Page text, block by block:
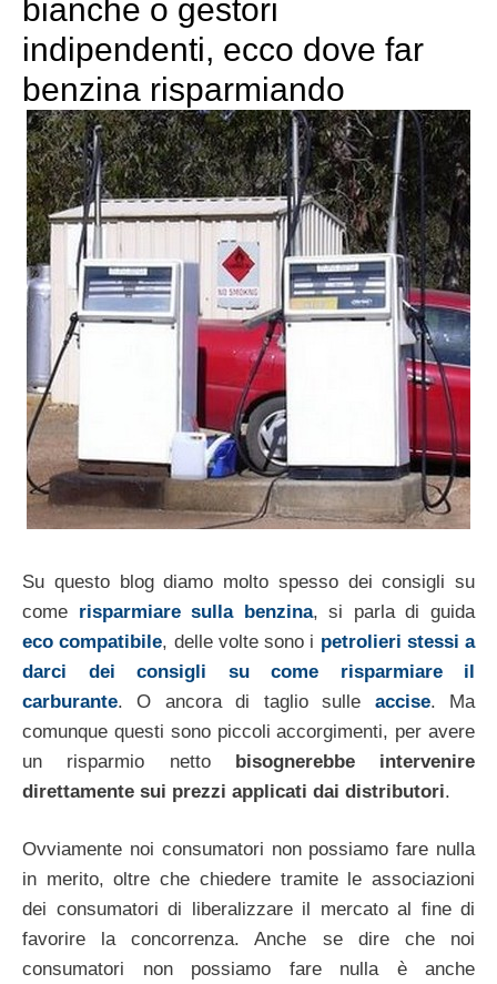
bianche o gestori
indipendenti, ecco dove far
benzina risparmiando
Su questo blog diamo molto spesso dei consigli su
come risparmiare sulla benzina, si parla di guida
eco compatibile, delle volte sono i petrolieri stessi a
darci dei consigli su come risparmiare il
carburante. O ancora di taglio sulle accise. Ma
comunque questi sono piccoli accorgimenti, per avere
un risparmio netto bisognerebbe intervenire
direttamente sui prezzi applicati dai distributori.
Ovviamente noi consumatori non possiamo fare nulla
in merito, oltre che chiedere tramite le associazioni
dei consumatori di liberalizzare il mercato al fine di
favorire la concorrenza. Anche se dire che noi
consumatori non possiamo fare nulla è anche